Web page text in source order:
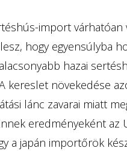
import várhatóan
hogy egyensúlyba
hazai
kereslet növekedése
lánc zavarai miatt
eredményeként az
a japán importőrök